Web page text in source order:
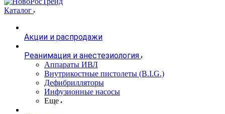
Каталог
Акции и распродажи
Реанимация и анестезиология
Аппараты ИВЛ
Внутрикостные пистолеты (B.I.G.)
Дефибрилляторы
Инфузионные насосы
Еще